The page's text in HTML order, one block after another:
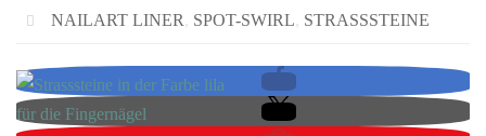
NAILART LINER, SPOT-SWIRL, STRASSSTEINE